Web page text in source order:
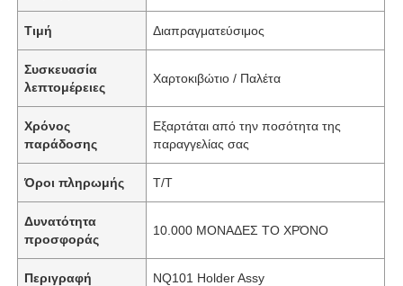
Τιμή Διαπραγματεύσιμος
Συσκευασία
λεπτομέρειες
Χαρτοκιβώτιο / Παλέτα
Χρόνος
παράδοσης
Εξαρτάται από την ποσότητα της
παραγγελίας σας
Όροι πληρωμής T/T
Δυνατότητα
προσφοράς
10.000 ΜΟΝΑΔΕΣ ΤΟ ΧΡΌΝΟ
Περιγραφή NQ101 Holder Assy